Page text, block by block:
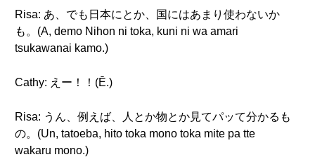
Risa: あ、でも日本にとか、国にはあまり使わないか
も。(A, demo Nihon ni toka, kuni ni wa amari
tsukawanai kamo.)
Cathy: えー！！(Ē.)
Risa: うん、例えば、人とか物とか見てパッて分かるも
の。(Un, tatoeba, hito toka mono toka mite pa tte
wakaru mono.)